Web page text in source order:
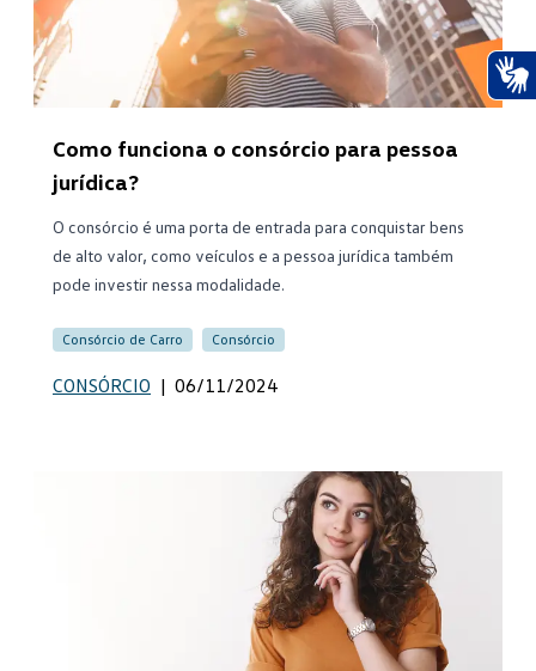
Como funciona o consórcio para pessoa
jurídica?
O consórcio é uma porta de entrada para conquistar bens
de alto valor, como veículos e a pessoa jurídica também
pode investir nessa modalidade.
Consórcio de Carro Consórcio
CONSÓRCIO | 06/11/2024